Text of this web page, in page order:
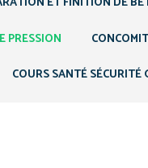
PRESSION
COURS SANTÉ